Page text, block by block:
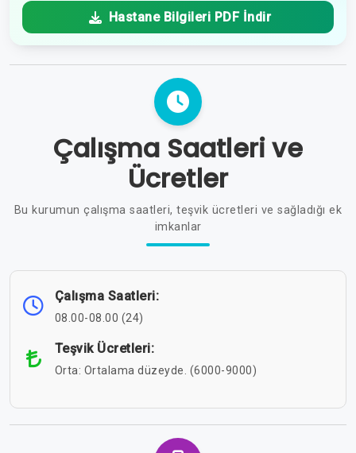
Hastane Bilgileri PDF İndir
Çalışma Saatleri ve
Ücretler
Bu kurumun çalışma saatleri, teşvik ücretleri ve sağladığı ek
imkanlar
Çalışma Saatleri:
08.00-08.00 (24)
Teşvik Ücretleri:
Orta: Ortalama düzeyde. (6000-9000)